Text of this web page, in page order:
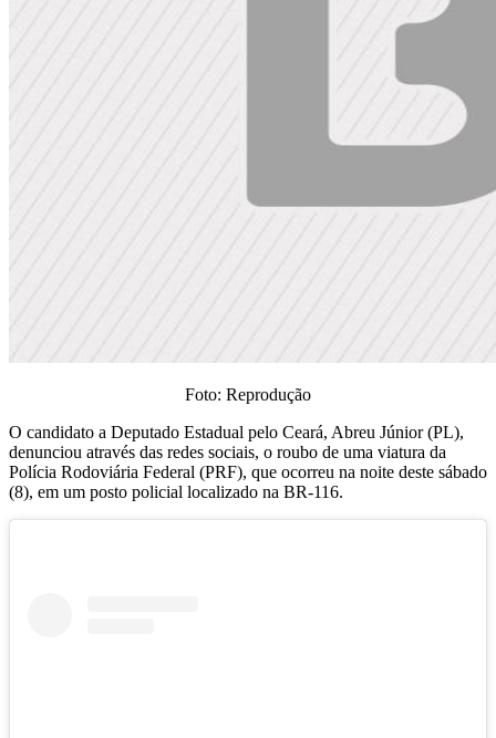
Foto: Reprodução
O candidato a Deputado Estadual pelo Ceará, Abreu Júnior (PL),
denunciou através das redes sociais, o roubo de uma viatura da
Polícia Rodoviária Federal (PRF), que ocorreu na noite deste sábado
(8), em um posto policial localizado na BR-116.